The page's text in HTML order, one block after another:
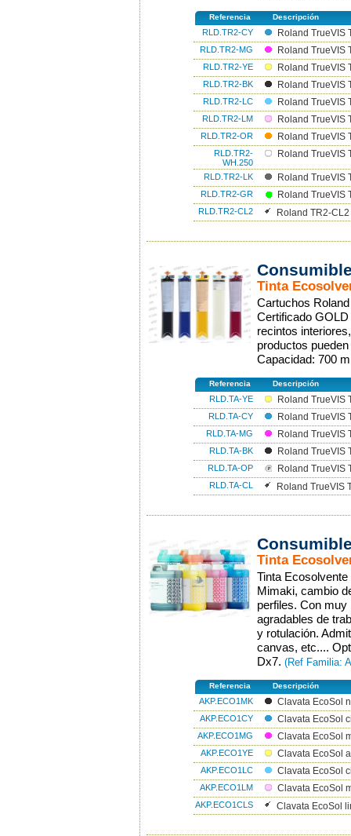
Referencia Descripción
RLD.TR2-CY Roland TrueVIS
RLD.TR2-MG Roland TrueVIS
RLD.TR2-YE Roland TrueVIS
RLD.TR2-BK Roland TrueVIS
RLD.TR2-LC Roland TrueVIS
RLD.TR2-LM Roland TrueVIS
RLD.TR2-OR Roland TrueVIS
RLD.TR2-
WH.250
Roland TrueVIS
RLD.TR2-LK Roland TrueVIS
RLD.TR2-GR Roland TrueVIS
RLD.TR2-CL2 Roland TR2-
Tinta
Cartuchos
Certificado
recintos
productos
Capacidad: 700
Referencia Descripción
RLD.TA-YE Roland TrueVIS
RLD.TA-CY Roland TrueVIS
RLD.TA-MG Roland TrueVIS
RLD.TA-BK Roland TrueVIS
RLD.TA-OP Roland TrueVIS
RLD.TA-CL Roland TrueVIS
Tinta
Tinta
Mimaki, cambio
perfiles. Con muy
agradables de
y rotulación.
canvas, etc....
Dx7. (Ref Familia:
Referencia Descripción
AKP.ECO1MK Clavata EcoSol
AKP.ECO1CY Clavata EcoSol
AKP.ECO1MG Clavata EcoSol
AKP.ECO1YE Clavata EcoSol
AKP.ECO1LC Clavata EcoSol
AKP.ECO1LM Clavata EcoSol
AKP.ECO1CLS Clavata EcoSol